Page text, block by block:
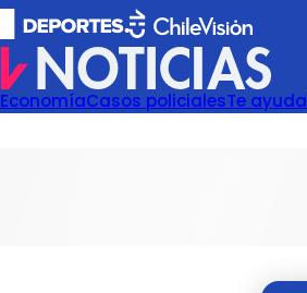
EconomíaCasos policialesTe ayuda